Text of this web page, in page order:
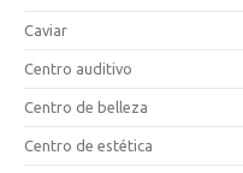
Caviar
Centro auditivo
Centro de belleza
Centro de estética